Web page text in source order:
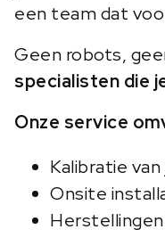
een team dat
Geen robots,
specialisten die
Onze service
Kalibratie
Onsite